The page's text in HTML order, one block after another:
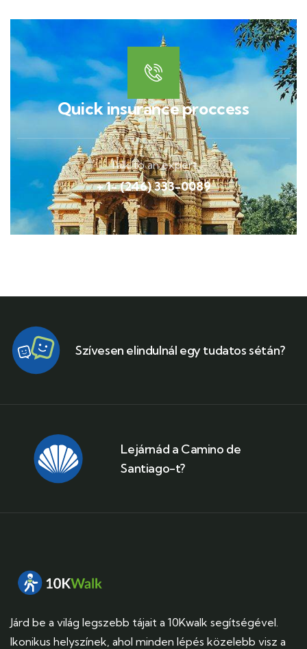
Quick insurance proccess
Talk to an expert
+ 1- (246) 333-0089
Szívesen elindulnál egy tudatos sétán?
Lejárnád a Camino de
Santiago-t?
Járd be a világ legszebb tájait a 10Kwalk segítségével.
Ikonikus helyszínek, ahol minden lépés közelebb visz a